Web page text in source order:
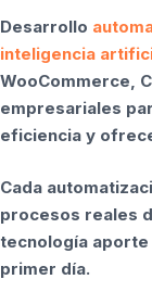
Desarrollo
inteligencia
WooCommerce,
empresariales
eficiencia y
Cada
procesos reales
tecnología
primer día.